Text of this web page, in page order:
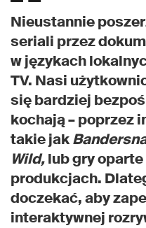
Nieustannie
seriali przez
w językach
TV. Nasi
się bardziej
kochają – poprzez
takie jak
Wild,lub gry
produkcjach.
doczekać, aby
interaktywnej